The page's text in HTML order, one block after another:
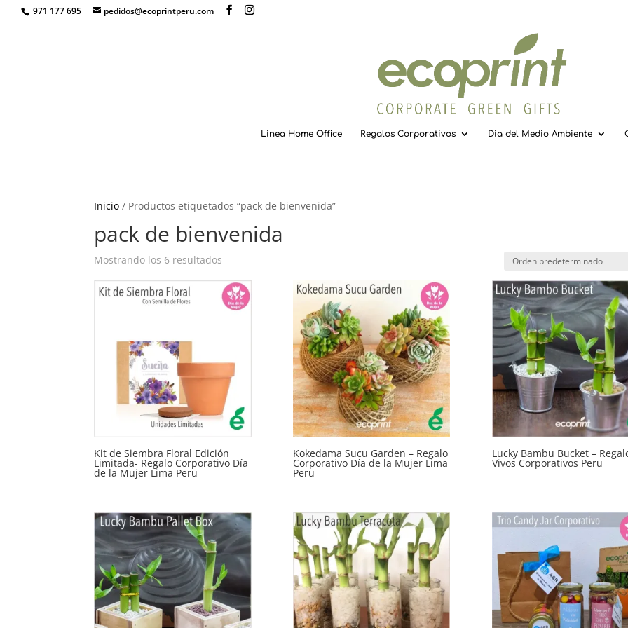
971 177 695 pedidos@ecoprintperu.com
Linea Home Office Regalos Corporativos Dia del Medio Ambiente
Inicio / Productos etiquetados “pack de bienvenida”
pack de bienvenida
Mostrando los 6 resultados
Kit de Siembra Floral Edición
Limitada- Regalo Corporativo Día
de la Mujer Lima Peru
Kokedama Sucu Garden – Regalo
Corporativo Día de la Mujer Lima
Peru
Lucky Bambu Bucket –
Vivos Corporativos Peru